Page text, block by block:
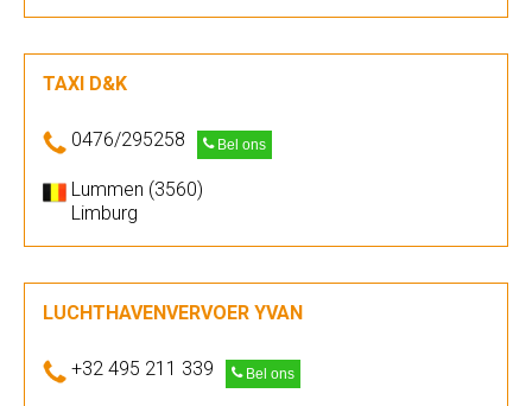
TAXI D&K
0476/295258 Bel ons
Lummen (3560)
Limburg
LUCHTHAVENVERVOER YVAN
+32 495 211 339 Bel ons